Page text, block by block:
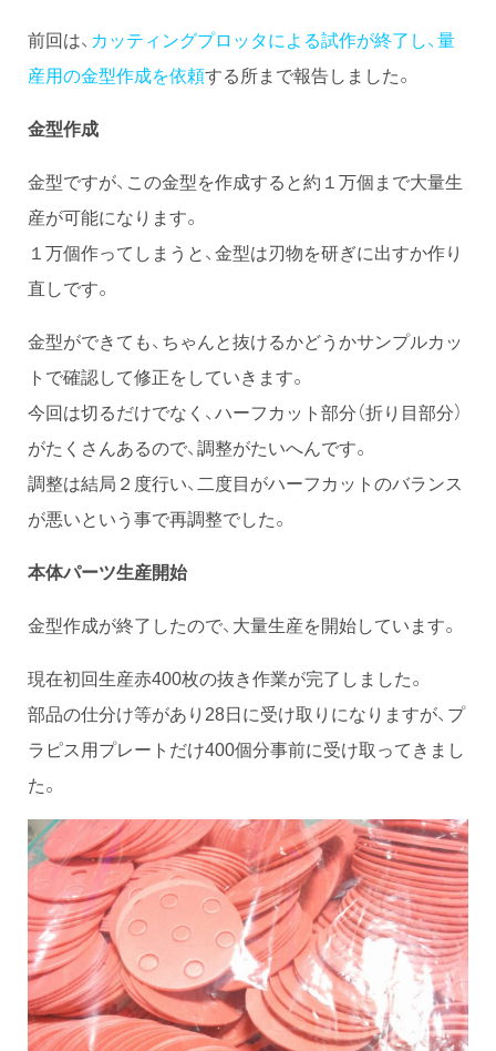
前回は、 カッティングプロッタによる試作が終了し、量
産用の金型作成を依頼する所まで報告しました。
金型作成
金型ですが、この金型を作成すると約１万個まで大量生
産が可能になります。
１万個作ってしまうと、金型は刃物を研ぎに出すか作り
直しです。
金型ができても、ちゃんと抜けるかどうかサンプルカッ
トで確認して修正をしていきます。
今回は切るだけでなく、ハーフカット部分（折り目部分）
がたくさんあるので、調整がたいへんです。
調整は結局２度行い、二度目がハーフカットのバランス
が悪いという事で再調整でした。
本体パーツ生産開始
金型作成が終了したので、大量生産を開始しています。
現在初回生産赤400枚の抜き作業が完了しました。
部品の仕分け等があり28日に受け取りになりますが、プ
ラピス用プレートだけ400個分事前に受け取ってきまし
た。